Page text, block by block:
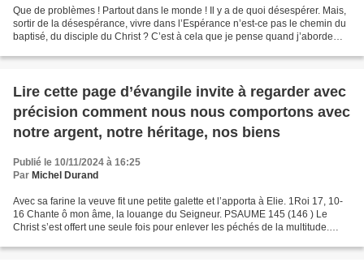
Que de problèmes ! Partout dans le monde ! Il y a de quoi désespérer. Mais,
sortir de la désespérance, vivre dans l’Espérance n’est-ce pas le chemin du
baptisé, du disciple du Christ ? C’est à cela que je pense quand j’aborde
Lire cette page d’évangile invite à regarder avec
précision comment nous nous comportons avec
notre argent, notre héritage, nos biens
Publié le 10/11/2024 à 16:25
Par Michel Durand
Avec sa farine la veuve fit une petite galette et l’apporta à Elie. 1Roi 17, 10-
16 Chante ô mon âme, la louange du Seigneur. PSAUME 145 (146 ) Le
Christ s’est offert une seule fois pour enlever les péchés de la multitude.